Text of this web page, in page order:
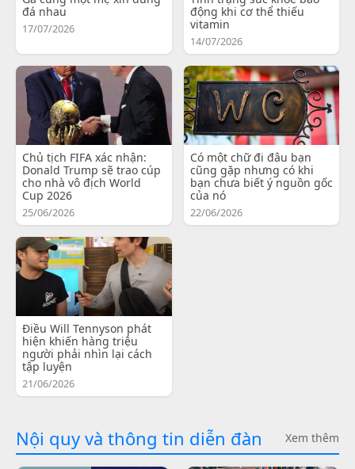
đá nhau
17/07/2026
động khi cơ thể thiếu
vitamin
14/07/2026
Chủ tịch FIFA xác nhận:
Donald Trump sẽ trao cúp
cho nhà vô địch World
Cup 2026
25/06/2026
Có một chữ đi đâu bạn
cũng gặp nhưng có khi
bạn chưa biết ý nguồn gốc
của nó
22/06/2026
Điều Will Tennyson phát
hiện khiến hàng triệu
người phải nhìn lại cách
tập luyện
21/06/2026
Nội quy và thông tin diễn đàn Xem thêm